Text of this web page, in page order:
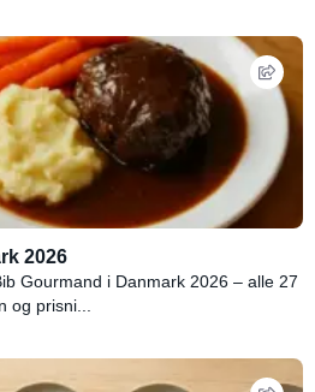
2026
Gourmand i Danmark 2026 – alle 27
og prisni...